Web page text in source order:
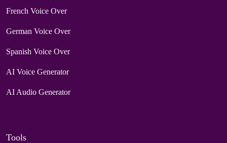
French Voice Over
German Voice Over
Spanish Voice Over
AI Voice Generator
AI Audio Generator
Tools